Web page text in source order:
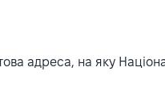
адреса, на яку